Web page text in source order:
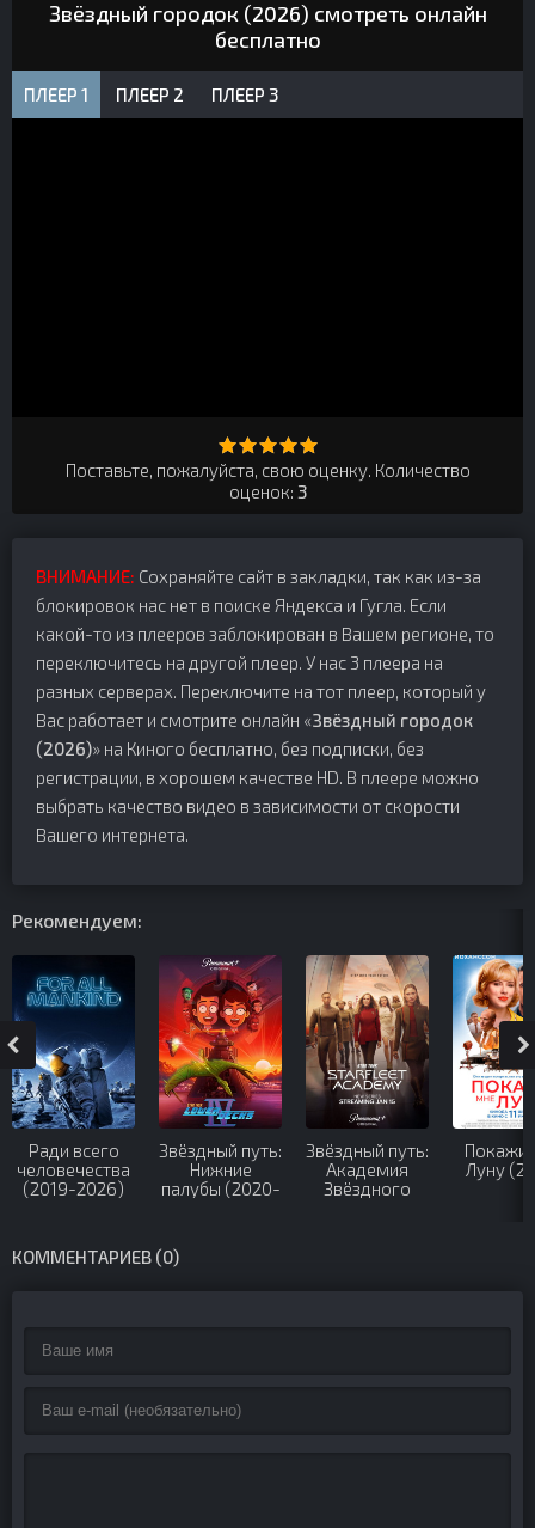
Звёздный городок (2026) смотреть онлайн
бесплатно
ПЛЕЕР 1 ПЛЕЕР 2 ПЛЕЕР 3
Поставьте, пожалуйста, свою оценку. Количество
оценок: 3
ВНИМАНИЕ: Сохраняйте сайт в закладки, так как из-за
блокировок нас нет в поиске Яндекса и Гугла. Если
какой-то из плееров заблокирован в Вашем регионе, то
переключитесь на другой плеер. У нас 3 плеера на
разных серверах. Переключите на тот плеер, который у
Вас работает и смотрите онлайн «Звёздный городок
(2026)» на Киного бесплатно, без подписки, без
регистрации, в хорошем качестве HD. В плеере можно
выбрать качество видео в зависимости от скорости
Вашего интернета.
Рекомендуем:
Ради всего
человечества
(2019-2026)
Звёздный путь:
Нижние
палубы (2020-
Звёздный путь:
Академия
Звёздного
Покажи
Луну
КОММЕНТАРИЕВ (0)